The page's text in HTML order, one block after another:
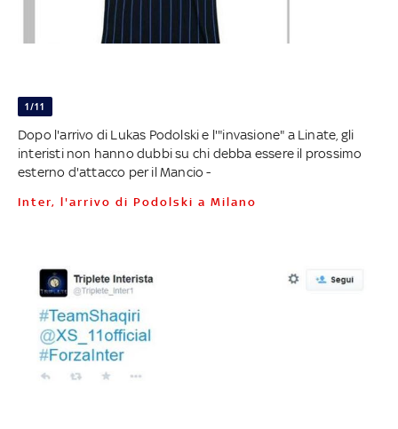
1/11
Dopo l'arrivo di Lukas Podolski e l'"invasione" a Linate, gli
interisti non hanno dubbi su chi debba essere il prossimo
esterno d'attacco per il Mancio -
Inter, l'arrivo di Podolski a Milano